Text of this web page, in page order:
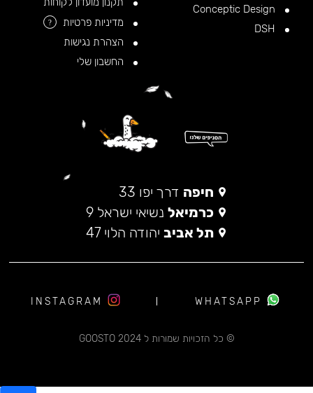
מדיניות פרטיות
?
הצהרת נגישות
החשבון שלי
חיפה דרך יפו 33
כרמיאל נשיאי ישראל 9
תל אביב יהודה הלוי 47
© כל הזכויות שמורות ל 2024 GOOSTO
WHATSAPP
INSTAGRAM